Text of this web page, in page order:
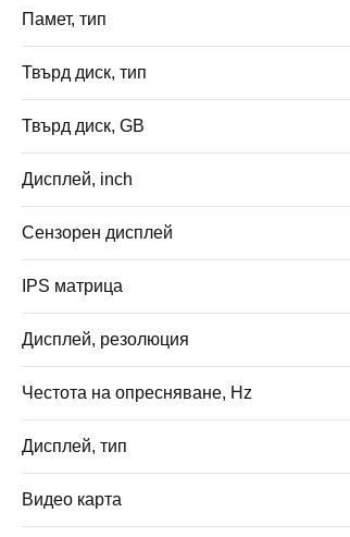
Памет, тип
Твърд диск, тип
Твърд диск, GB
Дисплей, inch
Сензорен дисплей
IPS матрица
Дисплей, резолюция
Честота на опресняване, Hz
Дисплей, тип
Видео карта